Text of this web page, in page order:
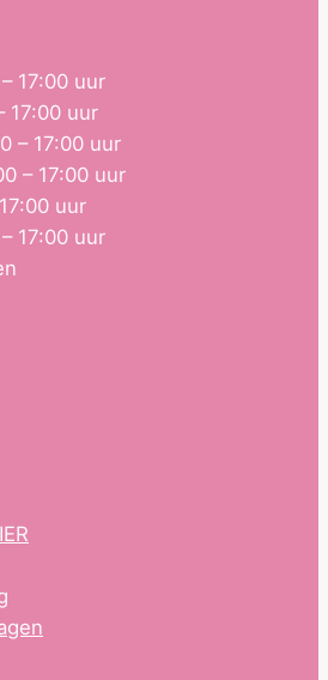
17:00 uur
17:00 uur
– 17:00 uur
– 17:00 uur
uur
17:00 uur